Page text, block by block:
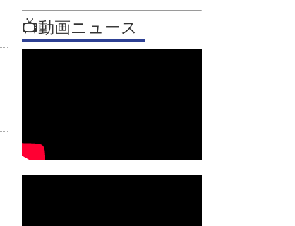
📺動画ニュース